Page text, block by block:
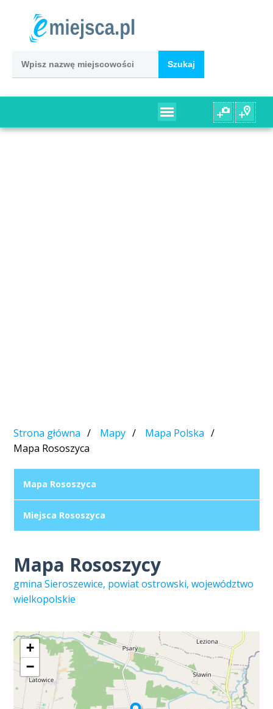
Strona główna Mapy
Mapa Polska
Mapa Rososzyca
Mapa Rososzyca
Miejsca Rososzyca
Mapa Rososzycy
gmina Sieroszewice, powiat ostrowski, województwo
wielkopolskie
+
−